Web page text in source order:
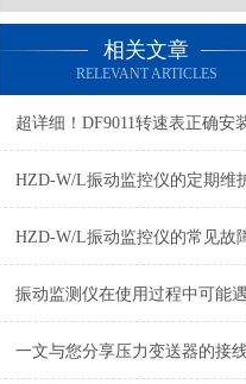
相关文章
RELEVANT ARTICLES